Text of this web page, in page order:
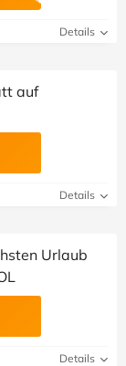
Details
auf
Details
Urlaub
Details